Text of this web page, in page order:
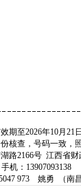
期至2026年10月21
核查，号码一致，
路2166号 江西省财
机：13907093138
5047 973 姚勇 （南